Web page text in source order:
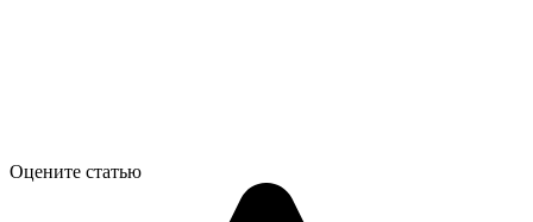
Оцените статью